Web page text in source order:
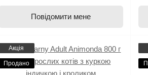
Повідомити мене
Акція
Продано